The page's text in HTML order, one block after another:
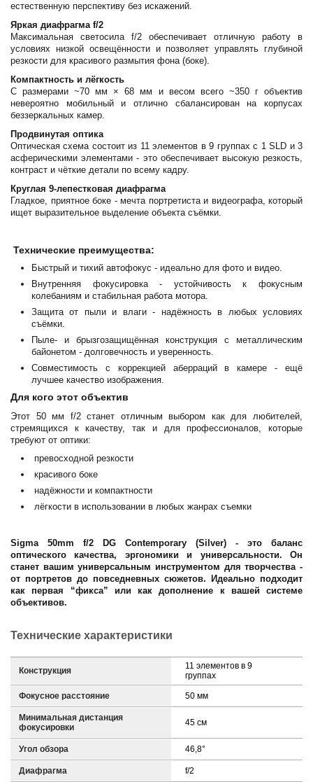
естественную перспективу без искажений.
Яркая диафрагма f/2
Максимальная светосила f/2 обеспечивает отличную работу в
условиях низкой освещённости и позволяет управлять глубиной
резкости для красивого размытия фона (боке).
Компактность и лёгкость
С размерами ~70 мм × 68 мм и весом всего ~350 г объектив
невероятно мобильный и отлично сбалансирован на корпусах
беззеркальных камер.
Продвинутая оптика
Оптическая схема состоит из 11 элементов в 9 группах с 1 SLD и 3
асферическими элементами - это обеспечивает высокую резкость,
контраст и чёткие детали по всему кадру.
Круглая 9-лепестковая диафрагма
Гладкое, приятное боке - мечта портретиста и видеографа, который
ищет выразительное выделение объекта съёмки.
Технические преимущества:
Быстрый и тихий автофокус - идеально для фото и видео.
Внутренняя фокусировка - устойчивость к фокусным
колебаниям и стабильная работа мотора.
Защита от пыли и влаги - надёжность в любых условиях
съёмки.
Пыле- и брызгозащищённая конструкция с металлическим
байонетом - долговечность и уверенность.
Совместимость с коррекцией аберраций в камере - ещё
лучшее качество изображения.
Для кого этот объектив
Этот 50 мм f/2 станет отличным выбором как для любителей,
стремящихся к качеству, так и для профессионалов, которые
требуют от оптики:
превосходной резкости
красивого боке
надёжности и компактности
лёгкости в использовании в любых жанрах съемки
Sigma 50mm f/2 DG Contemporary (Silver) - это баланс
оптического качества, эргономики и универсальности. Он
станет вашим универсальным инструментом для творчества -
от портретов до повседневных сюжетов. Идеально подходит
как первая “фикса” или как дополнение к вашей системе
объективов.
Технические характеристики
Конструкция
11 элементов в 9
группах
Фокусное расстояние 50 мм
Минимальная дистанция
фокусировки
45 см
Угол обзора 46,8°
Диафрагма f/2